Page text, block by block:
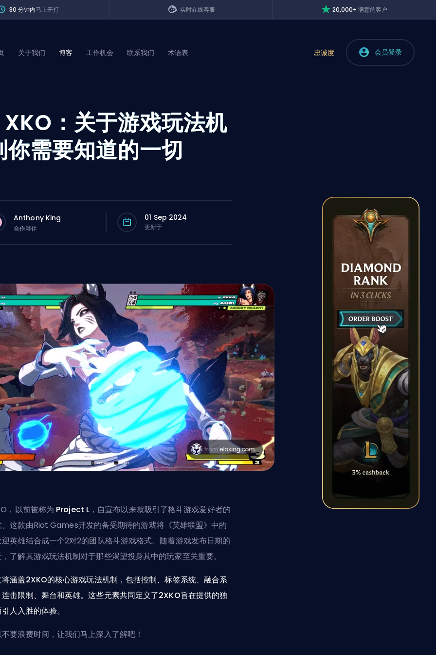
30 分钟内马上开打 实时在线客服 20,000+满意的客户
关于我们 博客 工作机会 联系我们 术语表 忠诚度 会员登录
XKO：关于游戏玩法机
你需要知道的一切
Anthony King
合作夥伴
01 Sep 2024
更新于
，以前被称为 Project L ，自宣布以来就吸引了格斗游戏爱好者的
这款由Riot Games开发的备受期待的游戏将《英雄联盟》中的
英雄结合成一个2对2的团队格斗游戏格式。随着游戏发布日期的
了解其游戏玩法机制对于那些渴望投身其中的玩家至关重要。
涵盖2XKO的核心游戏玩法机制，包括控制、标签系统、融合系
击限制、舞台和英雄。这些元素共同定义了2XKO旨在提供的独
人入胜的体验。
要浪费时间，让我们马上深入了解吧！